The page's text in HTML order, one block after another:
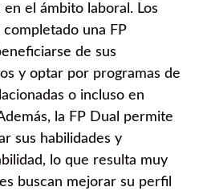
el ámbito laboral. Los
una FP
de sus
y optar por programas de
o incluso en
la FP Dual permite
sus habilidades y
lo que resulta muy
buscan mejorar su perfil